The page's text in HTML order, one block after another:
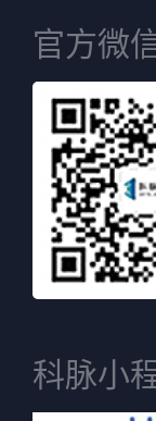
官方微
科脉小